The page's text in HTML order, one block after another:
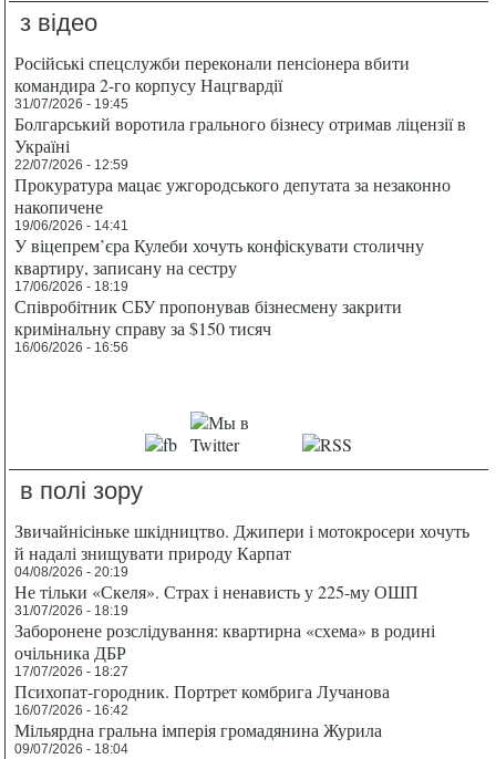
з відео
Російські спецслужби переконали пенсіонера вбити
командира 2-го корпусу Нацгвардії
31/07/2026 - 19:45
Болгарський воротила грального бізнесу отримав ліцензії в
Україні
22/07/2026 - 12:59
Прокуратура мацає ужгородського депутата за незаконно
накопичене
19/06/2026 - 14:41
У віцепрем’єра Кулеби хочуть конфіскувати столичну
квартиру, записану на сестру
17/06/2026 - 18:19
Співробітник СБУ пропонував бізнесмену закрити
кримінальну справу за $150 тисяч
16/06/2026 - 16:56
в полі зору
Звичайнісіньке шкідництво. Джипери і мотокросери хочуть
й надалі знищувати природу Карпат
04/08/2026 - 20:19
Не тільки «Скеля». Страх і ненависть у 225-му ОШП
31/07/2026 - 18:19
Заборонене розслідування: квартирна «схема» в родині
очільника ДБР
17/07/2026 - 18:27
Психопат-городник. Портрет комбрига Лучанова
16/07/2026 - 16:42
Мільярдна гральна імперія громадянина Журила
09/07/2026 - 18:04